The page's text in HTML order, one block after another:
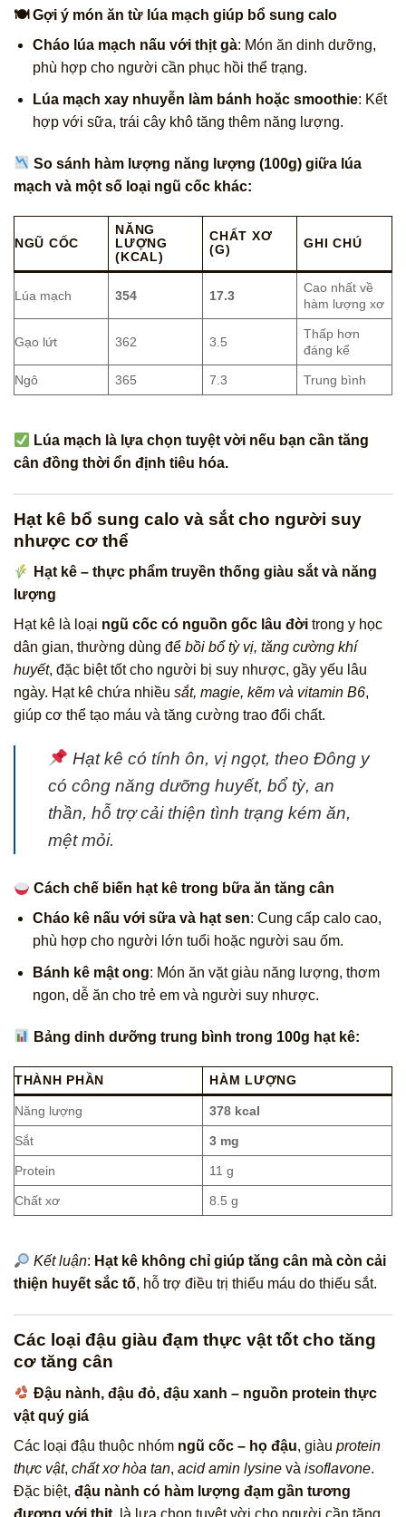
🍽 Gợi ý món ăn từ lúa mạch giúp bổ sung calo
Cháo lúa mạch nấu với thịt gà: Món ăn dinh dưỡng,
phù hợp cho người cần phục hồi thể trạng.
Lúa mạch xay nhuyễn làm bánh hoặc smoothie: Kết
hợp với sữa, trái cây khô tăng thêm năng lượng.
So sánh hàm lượng năng lượng (100g) giữa lúa
mạch và một số loại ngũ cốc khác:
NGŨ CỐC
NĂNG
LƯỢNG
(KCAL)
CHẤT XƠ
(G)
GHI CHÚ
Lúa mạch 354 17.3
Cao nhất về
hàm lượng xơ
Gạo lứt 362 3.5
Thấp hơn
đáng kể
Ngô 365 7.3 Trung bình
Lúa mạch là lựa chọn tuyệt vời nếu bạn cần tăng
cân đồng thời ổn định tiêu hóa.
Hạt kê bổ sung calo và sắt cho người suy
nhược cơ thể
Hạt kê – thực phẩm truyền thống giàu sắt và năng
lượng
Hạt kê là loại ngũ cốc có nguồn gốc lâu đời trong y học
dân gian, thường dùng để bồi bổ tỳ vị, tăng cường khí
huyết, đặc biệt tốt cho người bị suy nhược, gầy yếu lâu
ngày. Hạt kê chứa nhiều sắt, magie, kẽm và vitamin B6,
giúp cơ thể tạo máu và tăng cường trao đổi chất.
Hạt kê có tính ôn, vị ngọt, theo Đông y
có công năng dưỡng huyết, bổ tỳ, an
thần, hỗ trợ cải thiện tình trạng kém ăn,
mệt mỏi.
Cách chế biến hạt kê trong bữa ăn tăng cân
Cháo kê nấu với sữa và hạt sen: Cung cấp calo cao,
phù hợp cho người lớn tuổi hoặc người sau ốm.
Bánh kê mật ong: Món ăn vặt giàu năng lượng, thơm
ngon, dễ ăn cho trẻ em và người suy nhược.
Bảng dinh dưỡng trung bình trong 100g hạt kê:
THÀNH PHẦN HÀM LƯỢNG
Năng lượng 378 kcal
Sắt 3 mg
Protein 11 g
Chất xơ 8.5 g
Kết luận: Hạt kê không chỉ giúp tăng cân mà còn cải
thiện huyết sắc tố, hỗ trợ điều trị thiếu máu do thiếu sắt.
Các loại đậu giàu đạm thực vật tốt cho tăng
cơ tăng cân
Đậu nành, đậu đỏ, đậu xanh – nguồn protein thực
vật quý giá
Các loại đậu thuộc nhóm ngũ cốc – họ đậu, giàu protein
thực vật, chất xơ hòa tan, acid amin lysine và isoflavone.
Đặc biệt, đậu nành có hàm lượng đạm gần tương
đương với thịt , là lựa chọn tuyệt vời cho người cần tăng